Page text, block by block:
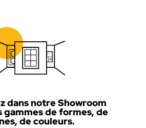
dans notre Showroom
gammes de formes, de
de couleurs.